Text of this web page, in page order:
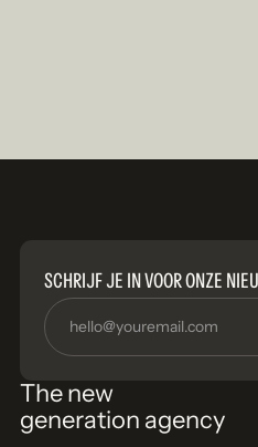
SCHRIJF JE IN VOOR ONZE
The new
generation agency